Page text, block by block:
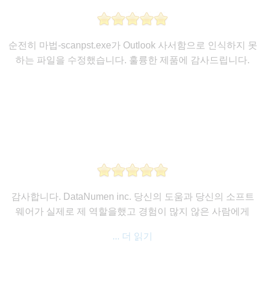
순전히 마법-scanpst.exe가 Outlook 사서함으로 인식하지 못
하는 파일을 수정했습니다. 훌륭한 제품에 감사드립니다.
감사합니다. DataNumen inc. 당신의 도움과 당신의 소프트
웨어가 실제로 제 역할을했고 경험이 많지 않은 사람에게
... 더 읽기